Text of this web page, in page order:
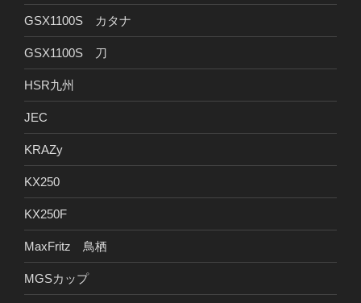
GSX1100S カタナ
GSX1100S 刀
HSR九州
JEC
KRAZy
KX250
KX250F
MaxFritz 鳥栖
MGSカップ